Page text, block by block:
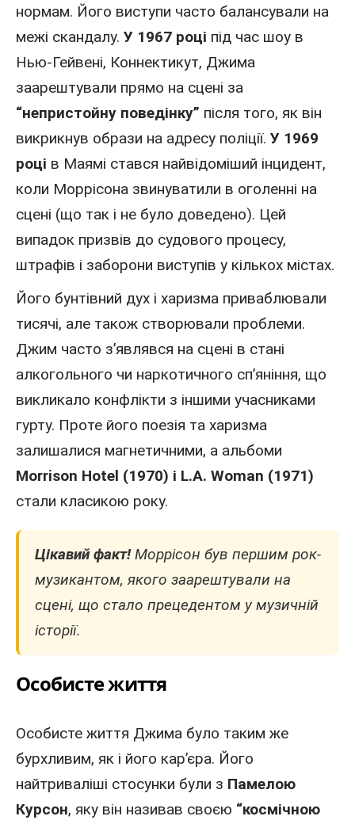
нормам. Його виступи часто балансували на
межі скандалу. У 1967 році під час шоу в
Нью-Гейвені, Коннектикут, Джима
заарештували прямо на сцені за
“непристойну поведінку” після того, як він
викрикнув образи на адресу поліції. У 1969
році в Маямі стався найвідоміший інцидент,
коли Моррісона звинуватили в оголенні на
сцені (що так і не було доведено). Цей
випадок призвів до судового процесу,
штрафів і заборони виступів у кількох містах.
Його бунтівний дух і харизма приваблювали
тисячі, але також створювали проблеми.
Джим часто з’являвся на сцені в стані
алкогольного чи наркотичного сп’яніння, що
викликало конфлікти з іншими учасниками
гурту. Проте його поезія та харизма
залишалися магнетичними, а альбоми
Morrison Hotel (1970) і L.A. Woman (1971)
стали класикою року.
Цікавий факт!Моррісон був першим рок-
музикантом, якого заарештували на
сцені, що стало прецедентом у музичній
історії.
Особисте життя
Особисте життя Джима було таким же
бурхливим, як і його кар’єра. Його
найтриваліші стосунки були з Памелою
Курсон, яку він називав своєю “космічною